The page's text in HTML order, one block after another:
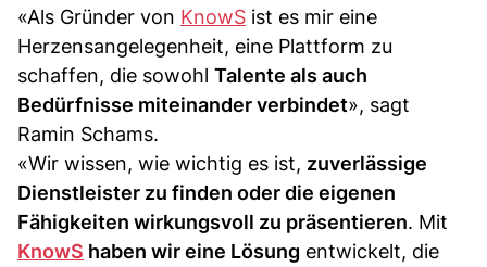
«Als Gründer von KnowS ist es mir eine
Herzensangelegenheit, eine Plattform zu
schaffen, die sowohl Talente als auch
Bedürfnisse miteinander verbindet», sagt
Ramin Schams.
«Wir wissen, wie wichtig es ist, zuverlässige
Dienstleister zu finden oder die eigenen
Fähigkeiten wirkungsvoll zu präsentieren. Mit
KnowS haben wir eine Lösung entwickelt, die